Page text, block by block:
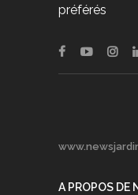
préférés
A PROPOS DE